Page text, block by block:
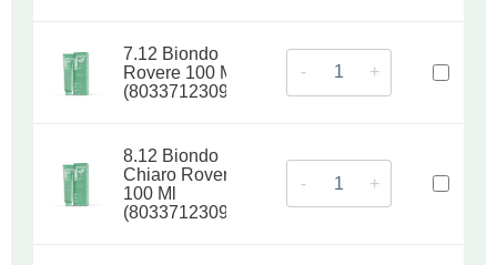
7.12 Biondo
Rovere 100 Ml
(8033712309200)
- +
8.12 Biondo
Chiaro Rovere
100 Ml
(8033712309217)
- +